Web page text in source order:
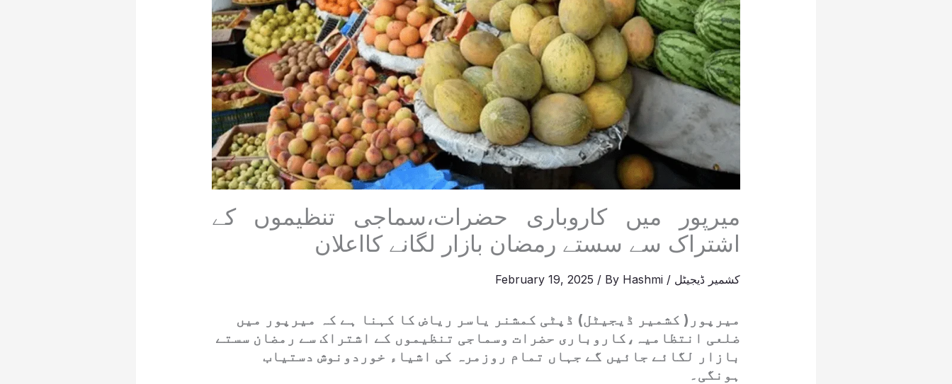
میرپور میں کاروباری حضرات،سماجی تنظیموں کے
اشتراک سے سستے رمضان بازار لگانے کااعلان
کشمیر ڈیجیٹل /
February 19, 2025 / By Hashmi
میرپور( کشمیر ڈیجیٹل) ڈپٹی کمشنر یاسر ریاض کا کہنا ہے کہ میرپور میں
ضلعی انتظامیہ،کاروباری حضرات وسماجی تنظیموں کے اشتراک سے رمضان سستے
بازار لگائے جائیں گے جہاں تمام روزمرہ کی اشیاء خوردونوش دستیاب
ہونگی۔